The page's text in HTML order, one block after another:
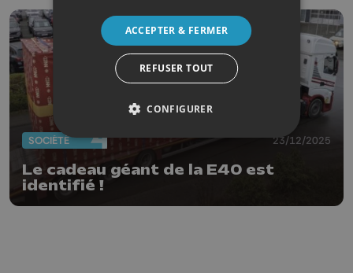
SOCIÉTÉ 23/12/2025
Le cadeau géant de la E40 est
identifié !
ACCEPTER & FERMER
REFUSER TOUT
CONFIGURER